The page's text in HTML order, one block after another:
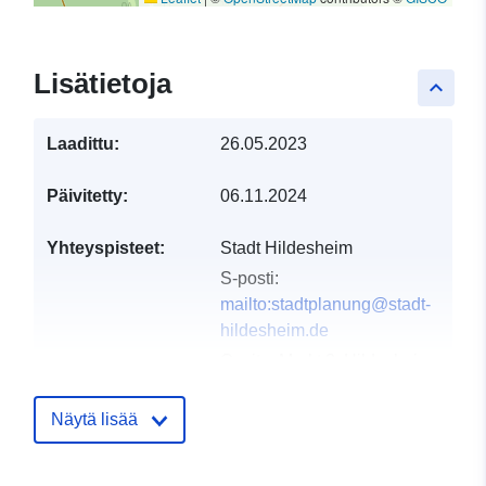
keyboard_arrow_up
Lisätietoja
Laadittu: 26.05.2023
Päivitetty: 06.11.2024
Yhteyspisteet:
Stadt Hildesheim
S-posti:
mailto:stadtplanung@stadt-
hildesheim.de
Näytä lisää